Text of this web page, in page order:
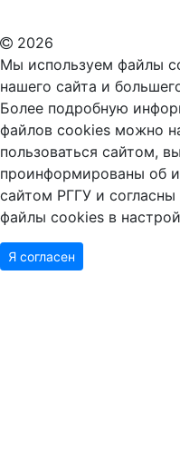
2026
Мы используем файлы
нашего сайта и
Более подробную
файлов cookies можно
пользоваться сайтом,
проинформированы об
сайтом РГГУ и
файлы cookies в
Я согласен